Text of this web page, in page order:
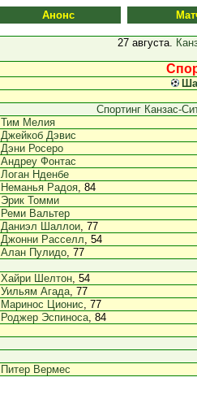
Анонс
27 августа.
Спортинг Канзас-
Тим Мелия
Джейкоб Дэвис
Дэни Росеро
Андреу Фонтас
Логан Нденбе
Неманья Радоя, 84
Эрик Томми
Реми Вальтер
Даниэл Шаллои, 77
Джонни Расселл, 54
Алан Пулидо, 77
Хайри Шелтон, 54
Уильям Агада, 77
Маринос Ционис, 77
Роджер Эспиноса, 84
Питер Вермес